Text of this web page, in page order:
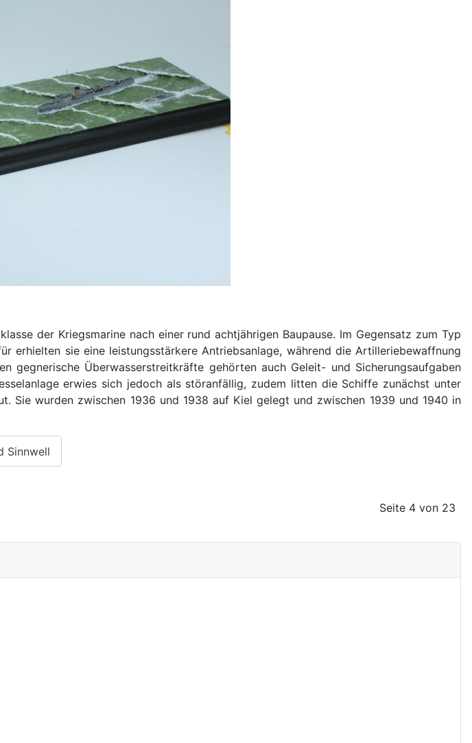
der Kriegsmarine nach einer rund achtjährigen Baupause. Im Gegensatz zum Typ
erhielten sie eine leistungsstärkere Antriebsanlage, während die Artilleriebewaffnung
gegnerische Überwasserstreitkräfte gehörten auch Geleit- und Sicherungsaufgaben
erwies sich jedoch als störanfällig, zudem litten die Schiffe zunächst unter
Sie wurden zwischen 1936 und 1938 auf Kiel gelegt und zwischen 1939 und 1940 in
Sinnwell
Seite 4 von 23